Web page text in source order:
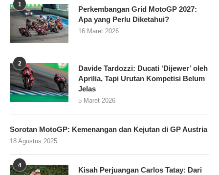
1
Perkembangan Grid MotoGP 2027:
Apa yang Perlu Diketahui?
16 Maret 2026
2
Davide Tardozzi: Ducati ‘Dijewer’ oleh
Aprilia, Tapi Urutan Kompetisi Belum
Jelas
5 Maret 2026
Sorotan MotoGP: Kemenangan dan Kejutan di GP Austria
18 Agustus 2025
4
Kisah Perjuangan Carlos Tatay: Dari